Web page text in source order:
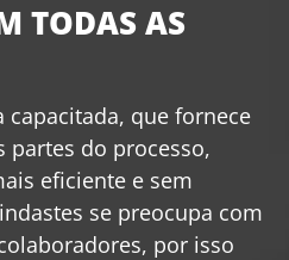
TODAS AS
capacitada, que fornece
partes do processo,
eficiente e sem
se preocupa com
por isso